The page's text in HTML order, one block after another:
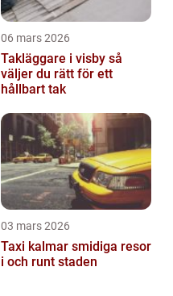
06 mars 2026
Takläggare i visby så
väljer du rätt för ett
hållbart tak
03 mars 2026
Taxi kalmar smidiga resor
i och runt staden